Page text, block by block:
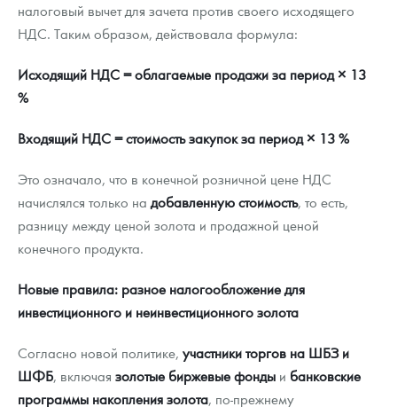
налоговый вычет для зачета против своего исходящего
НДС. Таким образом, действовала формула:
Исходящий НДС = облагаемые продажи за период × 13
%
Входящий НДС = стоимость закупок за период × 13 %
Это означало, что в конечной розничной цене НДС
начислялся только надобавленную стоимость, то есть,
разницу между ценой золота и продажной ценой
конечного продукта.
Новые правила: разное налогообложение для
инвестиционного и неинвестиционного золота
Согласно новой политике, участники торгов на ШБЗ и
ШФБ, включая золотые биржевые фонды и банковские
программы накопления золота, по-прежнему